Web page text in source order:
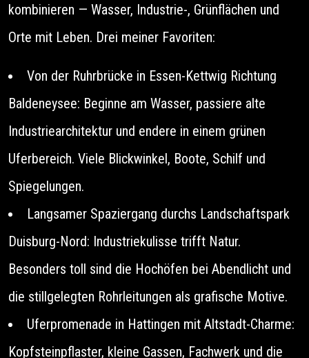
kombinieren — Wasser, Industrie-, Grünflächen und
Orte mit Leben. Drei meiner Favoriten:
Von der Ruhrbrücke in Essen-Kettwig Richtung
Baldeneysee: Beginne am Wasser, passiere alte
Industriearchitektur und endere in einem grünen
Uferbereich. Viele Blickwinkel, Boote, Schilf und
Spiegelungen.
Langsamer Spaziergang durchs Landschaftspark
Duisburg-Nord: Industriekulisse trifft Natur.
Besonders toll sind die Hochöfen bei Abendlicht und
die stillgelegten Rohrleitungen als grafische Motive.
Uferpromenade in Hattingen mit Altstadt-Charme:
Kopfsteinpflaster, kleine Gassen, Fachwerk und die